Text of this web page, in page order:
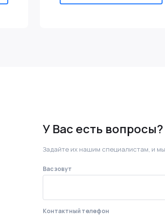
У Вас есть вопросы?
Задайте их нашим специалистам, и
Вас зовут
Контактный телефон